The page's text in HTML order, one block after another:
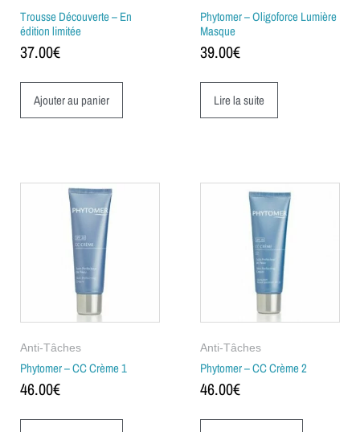
Trousse Découverte – En
édition limitée
37.00€
Ajouter au panier
Phytomer – Oligoforce Lumière
Masque
39.00€
Lire la suite
Anti-Tâches
Phytomer – CC Crème 1
46.00€
Anti-Tâches
Phytomer – CC Crème 2
46.00€